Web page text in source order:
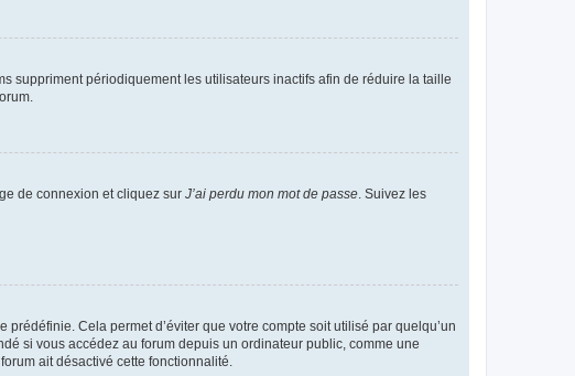
suppriment périodiquement les utilisateurs inactifs afin de réduire la taille
de connexion et cliquez sur J’ai perdu mon mot de passe . Suivez les
Cela permet d’éviter que votre compte soit utilisé par quelqu’un
si vous accédez au forum depuis un ordinateur public, comme une
ait désactivé cette fonctionnalité.